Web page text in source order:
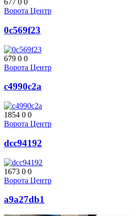
677 0 0
Ворота Центр
0c569f23
679 0 0
Ворота Центр
c4990c2a
1854 0 0
Ворота Центр
dcc94192
1673 0 0
Ворота Центр
a9a27db1